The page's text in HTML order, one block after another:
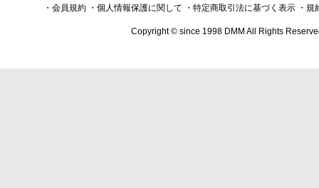
・会員規約 ・個人情報保護に関して ・特定商取引法に基づく表示 ・規
Copyright © since 1998 DMM All Rights